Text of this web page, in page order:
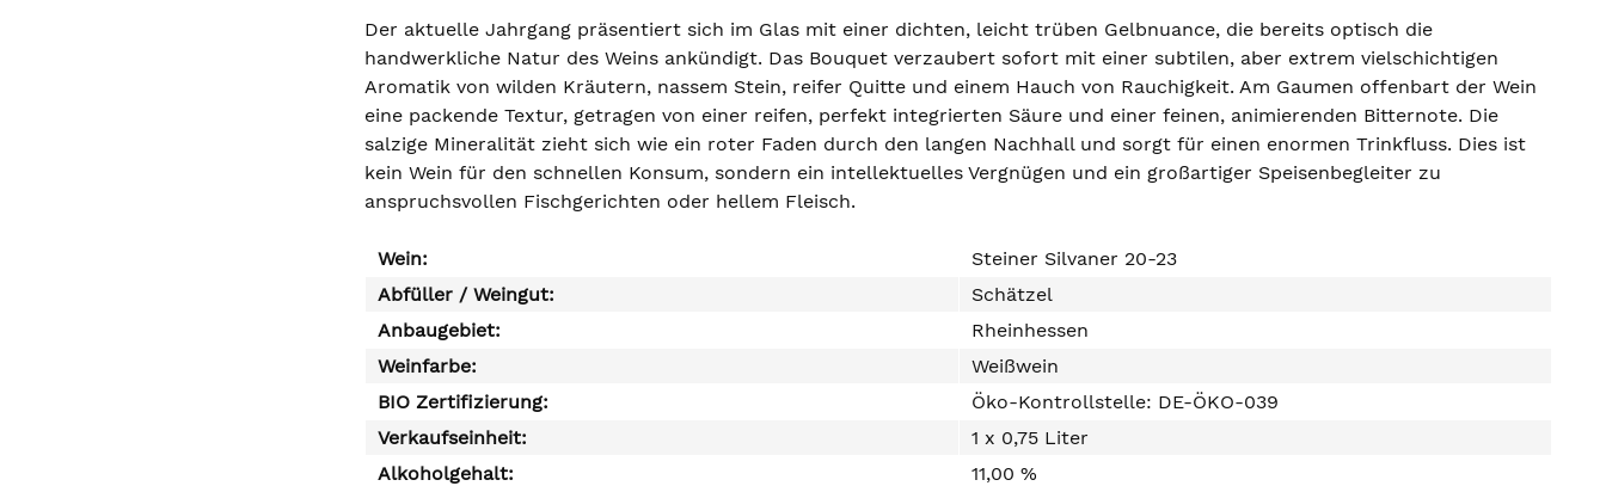
Der aktuelle Jahrgang präsentiert sich im Glas mit einer dichten, leicht trüben Gelbnuance, die bereits optisch die
handwerkliche Natur des Weins ankündigt. Das Bouquet verzaubert sofort mit einer subtilen, aber extrem vielschichtigen
Aromatik von wilden Kräutern, nassem Stein, reifer Quitte und einem Hauch von Rauchigkeit. Am Gaumen offenbart der Wein
eine packende Textur, getragen von einer reifen, perfekt integrierten Säure und einer feinen, animierenden Bitternote. Die
salzige Mineralität zieht sich wie ein roter Faden durch den langen Nachhall und sorgt für einen enormen Trinkfluss. Dies ist
kein Wein für den schnellen Konsum, sondern ein intellektuelles Vergnügen und ein großartiger Speisenbegleiter zu
anspruchsvollen Fischgerichten oder hellem Fleisch.
Wein:
Steiner Silvaner 20-23
Abfüller / Weingut:
Schätzel
Anbaugebiet:
Rheinhessen
Weinfarbe:
Weißwein
BIO Zertifizierung:
Öko-Kontrollstelle: DE-ÖKO-039
Verkaufseinheit:
1 x 0,75 Liter
Alkoholgehalt:
11,00 %